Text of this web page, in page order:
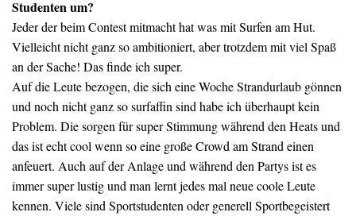
Studenten um?
Jeder der beim Contest mitmacht hat was mit Surfen am Hut.
Vielleicht nicht ganz so ambitioniert, aber trotzdem mit viel Spaß
an der Sache! Das finde ich super.
Auf die Leute bezogen, die sich eine Woche Strandurlaub gönnen
und noch nicht ganz so surfaffin sind habe ich überhaupt kein
Problem. Die sorgen für super Stimmung während den Heats und
das ist echt cool wenn so eine große Crowd am Strand einen
anfeuert. Auch auf der Anlage und während den Partys ist es
immer super lustig und man lernt jedes mal neue coole Leute
kennen. Viele sind Sportstudenten oder generell Sportbegeistert